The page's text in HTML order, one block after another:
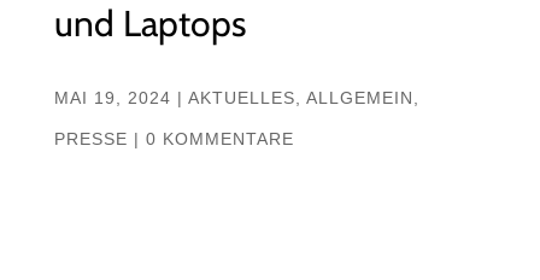
und Laptops
MAI 19, 2024 | AKTUELLES ALLGEMEIN
PRESSE | 0 KOMMENTARE